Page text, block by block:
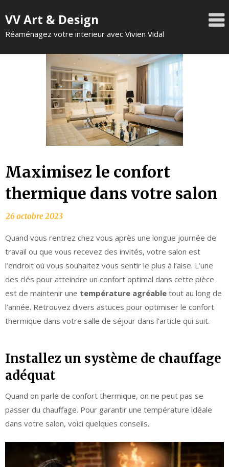
VV Art & Design
Réaménagez votre interieur avec Vivien Vidal
Maximisez le confort
thermique dans votre salon
Quand vous rentrez chez vous après une longue journée de
travail ou que vous recevez des invités, votre salon est
l’endroit où vous souhaitez vous sentir le plus à l’aise. L’une
des clés pour atteindre un confort optimal dans cette pièce
est de maintenir une température agréable tout au long de
l’année. Retrouvez divers astuces pour optimiser le confort
thermique dans votre salle de séjour dans l’article qui suit.
Installez un système de chauffage
adéquat
Quand on parle de confort thermique, on ne peut pas se
passer du chauffage. Pour garantir une température idéale
dans votre salon, voici quelques conseils.